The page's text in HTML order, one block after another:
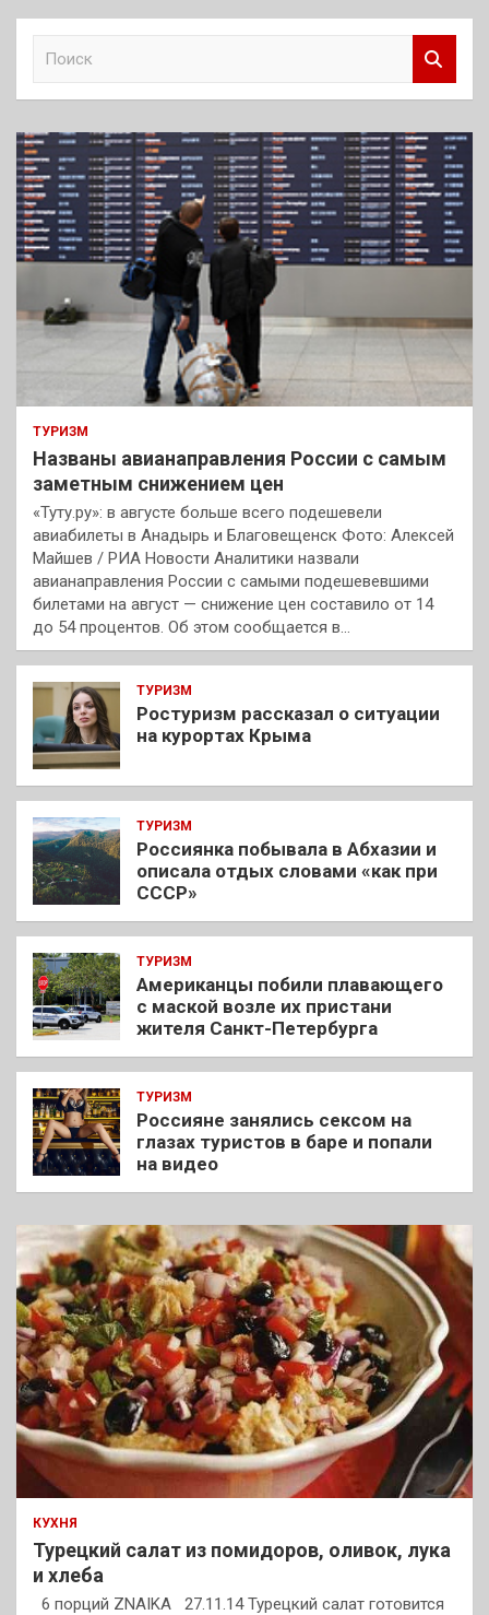
к
ТУРИЗМ
Названы авианаправления России с самым
заметным снижением цен
«Туту.ру»: в августе больше всего подешевели
авиабилеты в Анадырь и Благовещенск Фото: Алексей
Майшев / РИА Новости Аналитики назвали
авианаправления России с самыми подешевевшими
билетами на август — снижение цен составило от 14
до 54 процентов. Об этом сообщается в…
ТУРИЗМ
Ростуризм рассказал о ситуации
на курортах Крыма
ТУРИЗМ
Россиянка побывала в Абхазии и
описала отдых словами «как при
СССР»
ТУРИЗМ
Американцы побили плавающего
с маской возле их пристани
жителя Санкт-Петербурга
ТУРИЗМ
Россияне занялись сексом на
глазах туристов в баре и попали
на видео
КУХНЯ
Турецкий салат из помидоров, оливок, лука
и хлеба
6 порций ZNAIKA 27.11.14 Турецкий салат готовится